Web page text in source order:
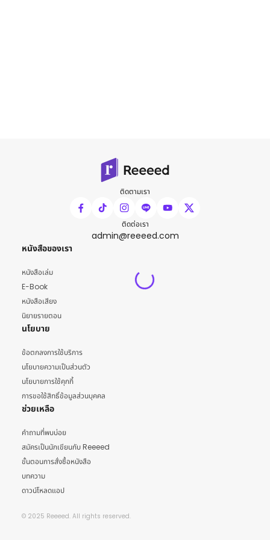
ติดตามเรา
ติดต่อเรา
admin@reeeed.com
หนังสือของเรา
หนังสือเล่ม
E-Book
หนังสือเสียง
นิยายรายตอน
นโยบาย
ข้อตกลงการใช้บริการ
นโยบายความเป็นส่วนตัว
นโยบายการใช้คุกกี้
การขอใช้สิทธิ์ข้อมูลส่วนบุคคล
ช่วยเหลือ
คำถามที่พบบ่อย
สมัครเป็นนักเขียนกับ Reeeed
ขั้นตอนการสั่งซื้อหนังสือ
บทความ
ดาวน์โหลดแอป
© 2025 Reeeed. All rights reserved.